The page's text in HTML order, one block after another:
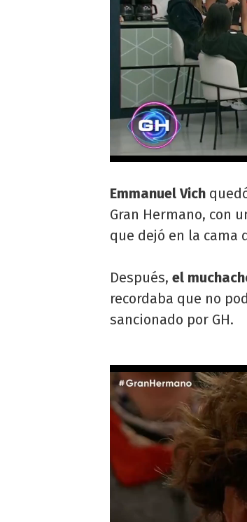
Emmanuel Vich
Gran Hermano, con
que dejó en la cama
Después, el
recordaba que no
sancionado por GH.